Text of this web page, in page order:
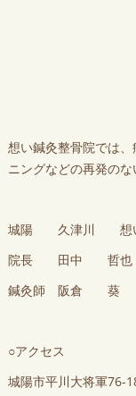
想い鍼灸整骨院では
ニングなどの再発のな
城陽 久津川 想い
院長 田中 哲也
鍼灸師 阪倉 葵
○アクセス
城陽市平川大将軍76-